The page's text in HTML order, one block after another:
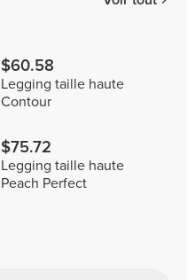
$60.58
Legging taille haute
Contour
$75.72
Legging taille haute
Peach Perfect